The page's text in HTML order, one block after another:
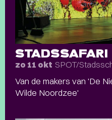
STADSSAFARI
zo 11 okt SPOT/
Van de makers van 'De
Wilde Noordzee'